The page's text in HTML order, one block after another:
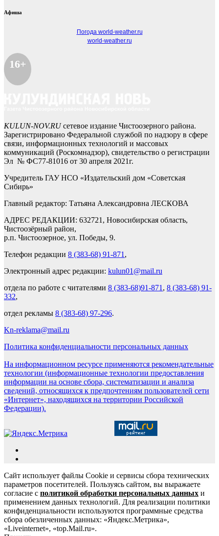
Афиша
Погода world-weather.ru
world-weather.ru
16+
KULUN-NOV.RUсетевое издание Чистоозерного района.
Зарегистрировано Федеральной службой по надзору в сфере
связи, информационных технологий и массовых
коммуникаций (Роскомнадзор), свидетельство о регистрации
Эл № ФС77-81016 от 30 апреля 2021г.
Учредитель ГАУ НСО «Издательский дом «Советская
Сибирь»
Главный редактор: Татьяна Александровна ЛЕСКОВА
АДРЕС РЕДАКЦИИ: 632721, Новосибирская область,
Чистоозёрный район,
р.п. Чистоозерное, ул. Победы, 9.
Телефон редакции 8 (383-68) 91-871 ,
Электронный адрес редакции: kulun01@mail.ru
отдела по работе с читателями 8 (383-68)91-871 , 8 (383-68) 91-
332,
отдел рекламы 8 (383-68) 97-296.
Kn-reklama@mail.ru
Политика конфиденциальности персональных данных
На информационном ресурсе применяются рекомендательные
технологии (информационные технологии предоставления
информации на основе сбора, систематизации и анализа
сведений, относящихся к предпочтениям пользователей сети
«Интернет», находящихся на территории Российской
Федерации).
Сайт использует файлы Cookie и сервисы сбора технических
параметров посетителей. Пользуясь сайтом, вы выражаете
согласие с политикой обработки персональных данных и
применением данных технологий. Для реализации политики
конфиденциальности используются программные средства
сбора обезличенных данных: «Яндекс.Метрика»,
«Liveinternet», «top.Mail.ru».